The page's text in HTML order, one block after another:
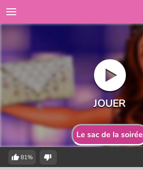
Le sac de la soirée
81%